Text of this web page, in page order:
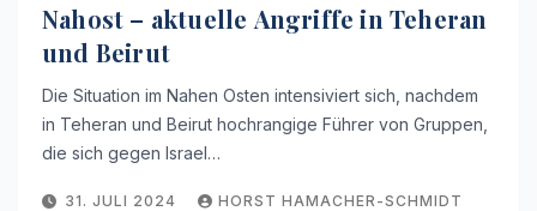
Nahost – aktuelle Angriffe in Teheran
und Beirut
Die Situation im Nahen Osten intensiviert sich, nachdem
in Teheran und Beirut hochrangige Führer von Gruppen,
die sich gegen Israel…
31. JULI 2024 HORST HAMACHER-SCHMIDT